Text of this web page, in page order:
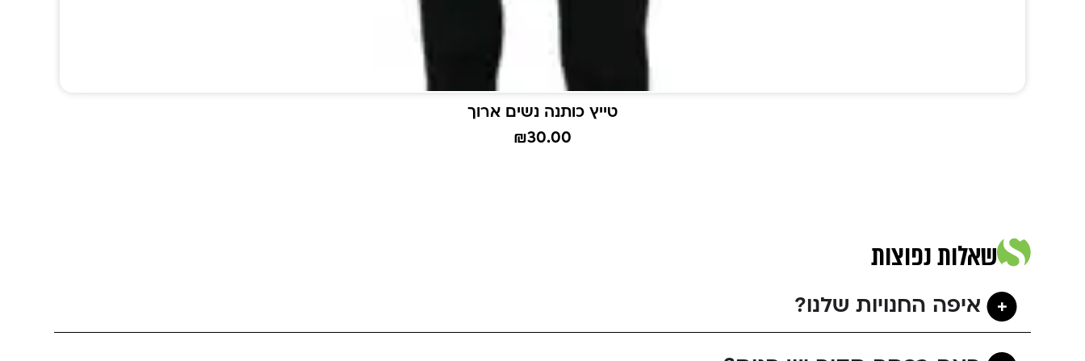
טייץ כותנה נשים ארוך
₪30.00
שאלות נפוצות
איפה החנויות שלנו?